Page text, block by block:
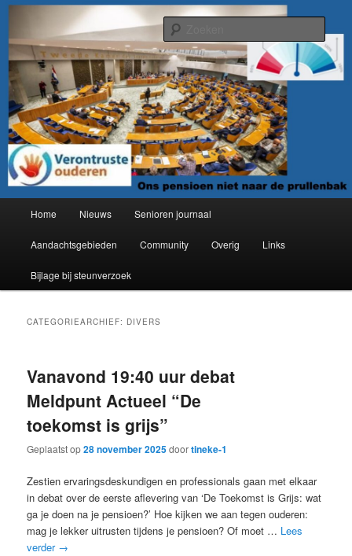
Spring
de
primaire
inhoud
Spring
de
secundaire
inhoud Verontruste ouderen
Organisatie van verontruste ouderen
Home Nieuws Senioren journaal
Aandachtsgebieden Community Overig Links
Bijlage bij steunverzoek
CATEGORIEARCHIEF: DIVERS
Vanavond 19:40 uur debat
Meldpunt Actueel “De
toekomst is grijs”
Geplaatst op28 november 2025doortineke-1
Zestien ervaringsdeskundigen en professionals gaan met elkaar
in debat over de eerste aflevering van ‘De Toekomst is Grijs: wat
ga je doen na je pensioen?’ Hoe kijken we aan tegen ouderen:
mag je lekker uitrusten tijdens je pensioen? Of moet … Lees
verder →